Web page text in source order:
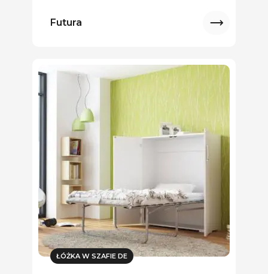
Futura
ŁÓŻKA W SZAFIE DE